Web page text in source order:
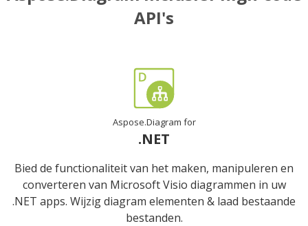
API's
Aspose.Diagram for
.NET
Bied de functionaliteit van het maken, manipuleren en
converteren van Microsoft Visio diagrammen in uw
.NET apps. Wijzig diagram elementen & laad bestaande
bestanden.